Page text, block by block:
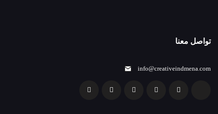
تواصل معنا
info@creativeindmena.com